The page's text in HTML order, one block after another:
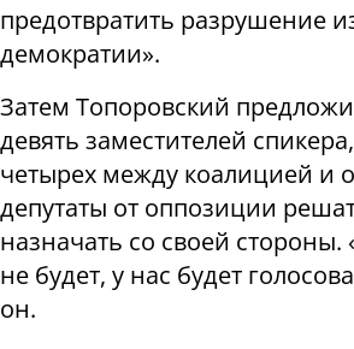
предотвратить разрушение
демократии».
Затем Топоровский
девять заместителей
четырех между коалицией и
депутаты от оппозиции
назначать со своей стороны.
не будет, у нас будет
он.